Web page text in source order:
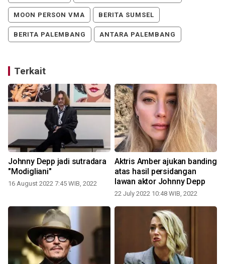
MOON PERSON VMA BERITA SUMSEL
BERITA PALEMBANG ANTARA PALEMBANG
Terkait
Johnny Depp jadi sutradara
"Modigliani"
16 August 2022 7:45 WIB, 2022
Aktris Amber ajukan banding
atas hasil persidangan
lawan aktor Johnny Depp
22 July 2022 10:48 WIB, 2022